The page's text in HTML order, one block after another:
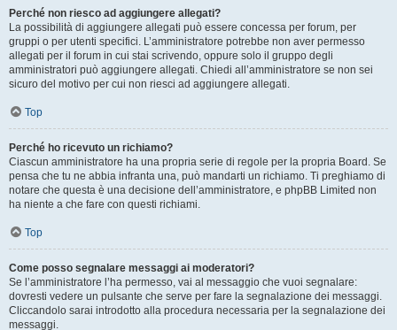
Perché non riesco ad aggiungere allegati?
La possibilità di aggiungere allegati può essere concessa per forum, per
gruppi o per utenti specifici. L’amministratore potrebbe non aver permesso
allegati per il forum in cui stai scrivendo, oppure solo il gruppo degli
amministratori può aggiungere allegati. Chiedi all’amministratore se non sei
sicuro del motivo per cui non riesci ad aggiungere allegati.
Top
Perché ho ricevuto un richiamo?
Ciascun amministratore ha una propria serie di regole per la propria Board. Se
pensa che tu ne abbia infranta una, può mandarti un richiamo. Ti preghiamo di
notare che questa è una decisione dell’amministratore, e phpBB Limited non
ha niente a che fare con questi richiami.
Top
Come posso segnalare messaggi ai moderatori?
Se l’amministratore l’ha permesso, vai al messaggio che vuoi segnalare:
dovresti vedere un pulsante che serve per fare la segnalazione dei messaggi.
Cliccandolo sarai introdotto alla procedura necessaria per la segnalazione dei
messaggi.